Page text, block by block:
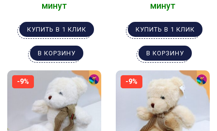
минут
КУПИТЬ В 1 КЛИК
В КОРЗИНУ
минут
КУПИТЬ В 1 КЛИК
В КОРЗИНУ
-9% -9%